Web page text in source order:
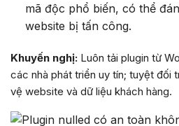
mã độc phổ biến, có thể
website bị tấn công.
Khuyến nghị: Luôn tải plugin từ
các nhà phát triển uy tín; tuyệt đối
vệ website và dữ liệu khách hàng.